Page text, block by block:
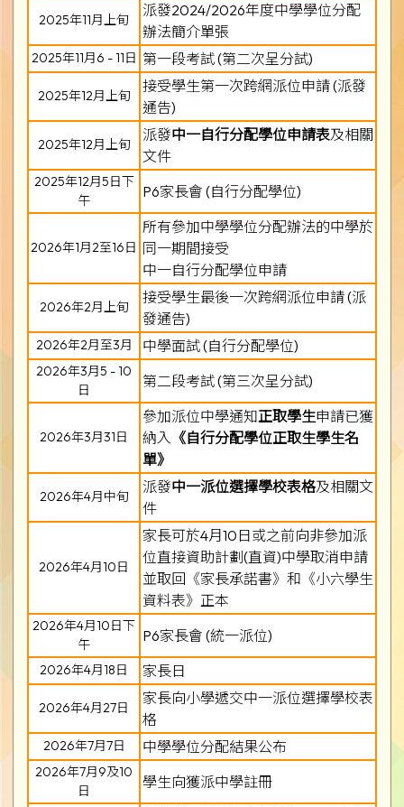
2025年11月上旬
派發2024/2026年度中學學位分配
辦法簡介單張
2025年11月6 - 11日 第一段考試 (第二次呈分試)
2025年12月上旬
接受學生第一次跨網派位申請 (派發
通告)
2025年12月上旬
派發中一自行分配學位申請表及相關
文件
2025年12月5日下
午
P6家長會 (自行分配學位)
2026年1月2至16日
所有參加中學學位分配辦法的中學於
同一期間接受
中一自行分配學位申請
2026年2月上旬
接受學生最後一次跨網派位申請 (派
發通告)
2026年2月至3月 中學面試 (自行分配學位)
2026年3月5 - 10
日
第二段考試 (第三次呈分試)
2026年3月31日
參加派位中學通知正取學生申請已獲
納入 《自行分配學位正取生學生名
單》
2026年4月中旬
派發中一派位選擇學校表格及相關文
件
2026年4月10日
家長可於4月10日或之前向非參加派
位直接資助計劃(直資)中學取消申請
並取回《家長承諾書》和《小六學生
資料表》正本
2026年4月10日下
午
P6家長會 (統一派位)
2026年4月18日 家長日
2026年4月27日
家長向小學遞交中一派位選擇學校表
格
2026年7月7日 中學學位分配結果公布
2026年7月9及10
日
學生向獲派中學註冊